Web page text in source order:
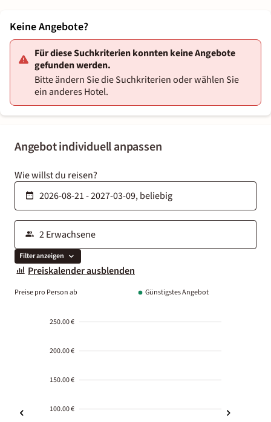
Angebot individuell anpassen
Wie willst du reisen?
Filter anzeigen
Preiskalender ausblenden
Preise pro Person ab Günstigstes Angebot
250.00 €
200.00 €
150.00 €
100.00 €
Keine Angebote?
Für diese Suchkriterien konnten keine Angebote
gefunden werden.
Bitte ändern Sie die Suchkriterien oder wählen Sie
ein anderes Hotel.